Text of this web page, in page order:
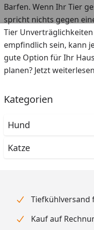
Barfen. Wenn Ihr Tier
spricht nichts gegen
Tier
empfindlich sein, kann
gute Option für Ihr
planen? Jetzt
Kategorien
Hund
Katze
Tiefkühlversand
Kauf auf